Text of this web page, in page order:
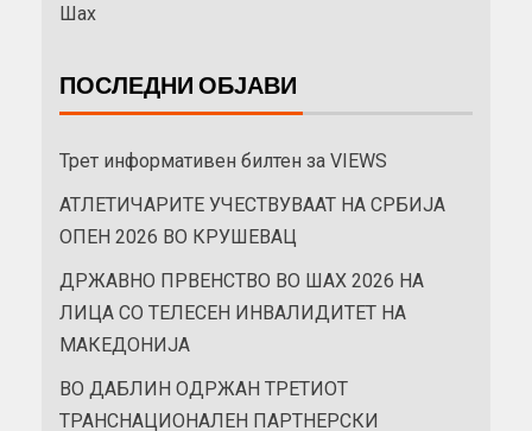
Шах
ПОСЛЕДНИ ОБЈАВИ
Трет информативен билтен за VIEWS
АТЛЕТИЧАРИТЕ УЧЕСТВУВААТ НА СРБИЈА
ОПЕН 2026 ВО КРУШЕВАЦ
ДРЖАВНО ПРВЕНСТВО ВО ШАХ 2026 НА
ЛИЦА СО ТЕЛЕСЕН ИНВАЛИДИТЕТ НА
МАКЕДОНИЈА
ВО ДАБЛИН ОДРЖАН ТРЕТИОТ
ТРАНСНАЦИОНАЛЕН ПАРТНЕРСКИ